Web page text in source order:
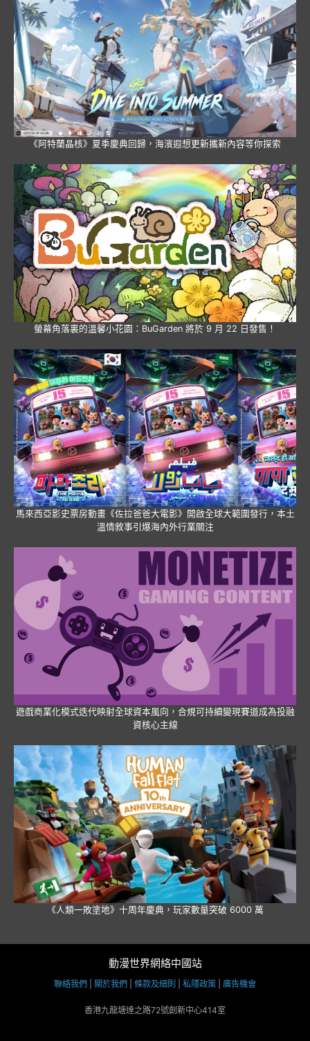
《阿特蘭晶核》夏季慶典回歸，海濱遐想更新攜新內容等你探索
螢幕角落裏的溫馨小花園：BuGarden 將於 9 月 22 日發售！
馬來西亞影史票房動畫《佐拉爸爸大電影》開啟全球大範圍發行，本土
溫情敘事引爆海內外行業關注
遊戲商業化模式迭代映射全球資本風向，合規可持續變現賽道成為投融
資核心主線
《人類一敗塗地》十周年慶典，玩家數量突破 6000 萬
動漫世界網絡中國站
聯絡我們 關於我們 條款及細則 私隱政策 廣告機會
香港九龍塘達之路72號創新中心414室